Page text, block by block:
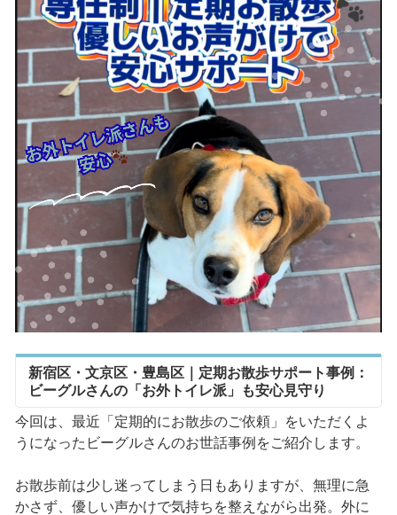
新宿区・文京区・豊島区｜定期お散歩サポート事例：
ビーグルさんの「お外トイレ派」も安心見守り
今回は、最近「定期的にお散歩のご依頼」をいただくよ
うになったビーグルさんのお世話事例をご紹介します。
お散歩前は少し迷ってしまう日もありますが、無理に急
かさず、優しい声かけで気持ちを整えながら出発。外に